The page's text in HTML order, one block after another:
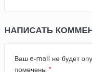
НАПИСАТЬ
Ваш e-mail не будет
помечены *